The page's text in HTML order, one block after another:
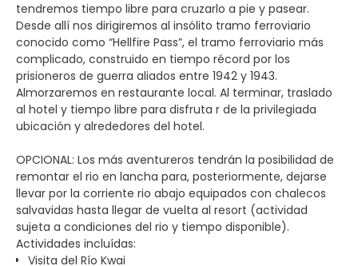
tendremos tiempo libre para cruzarlo a pie y pasear.
Desde allí nos dirigiremos al insólito tramo ferroviario
conocido como “Hellfire Pass”, el tramo ferroviario más
complicado, construido en tiempo récord por los
prisioneros de guerra aliados entre 1942 y 1943.
Almorzaremos en restaurante local. Al terminar, traslado
al hotel y tiempo libre para disfruta r de la privilegiada
ubicación y alrededores del hotel.
OPCIONAL: Los más aventureros tendrán la posibilidad de
remontar el rio en lancha para, posteriormente, dejarse
llevar por la corriente rio abajo equipados con chalecos
salvavidas hasta llegar de vuelta al resort (actividad
sujeta a condiciones del rio y tiempo disponible).
Actividades incluídas:
Visita del Río Kwai